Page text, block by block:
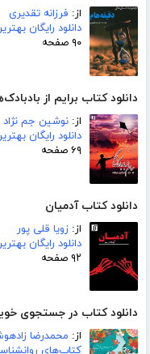
از: فرزانه تقدیری
دانلود رایگان
۹۰ صفحه
دانلود کتاب برایم از
از: نوشین جم نژاد
دانلود رایگان
۶۹ صفحه
دانلود کتاب آدمیان
از: زویا قلی پور
دانلود رایگان
۹۲ صفحه
دانلود کتاب در جستجوی
از: محمدرضا
کتاب‌های